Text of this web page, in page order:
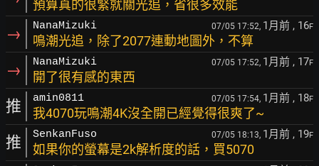
預算真的很緊就關光追，省很多效能
→ NanaMizuki 07/05 17:52, 1月前 , 16F
鳴潮光追，除了2077連動地圖外，不算
→ NanaMizuki 07/05 17:52, 1月前 , 17F
開了很有感的東西
推 amin0811 07/05 17:54, 1月前 , 18F
我4070玩鳴潮4K沒全開已經覺得很爽了~
推 SenkanFuso 07/05 18:13, 1月前 , 19F
如果你的螢幕是2k解析度的話，買5070